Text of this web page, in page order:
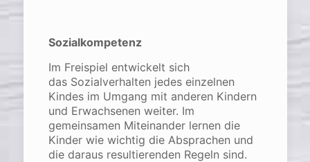
Sozialkompetenz
Im Freispiel entwickelt sich
das Sozialverhalten jedes einzelnen
Kindes im Umgang mit anderen Kindern
und Erwachsenen weiter. Im
gemeinsamen Miteinander lernen die
Kinder wie wichtig die Absprachen und
die daraus resultierenden Regeln sind.